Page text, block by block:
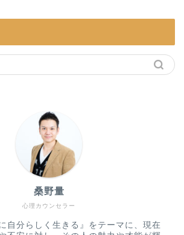
心理カウンセラー
桑野量
自分らしく生きる』をテーマに、現在